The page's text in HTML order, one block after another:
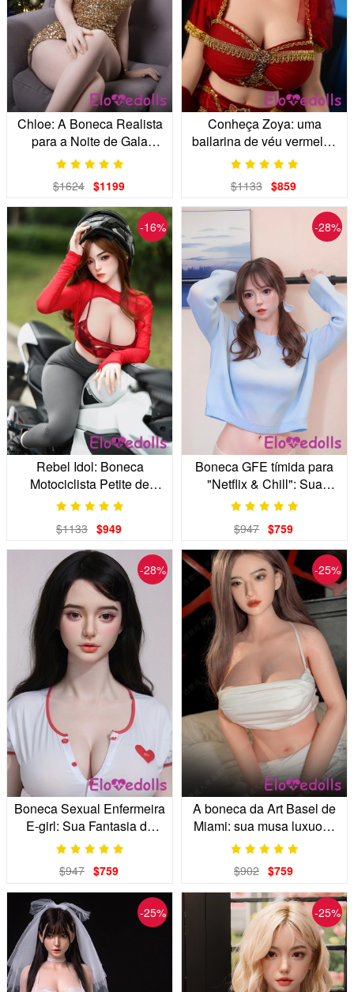
Chloe: A Boneca Realista
para a Noite de Gala
(Cintura de 52cm)
$1624 $1199
Conheça Zoya: uma
bailarina de véu vermelho
de 140 cm para sua
$1133 $859
-16%
Rebel Idol: Boneca
Motociclista Petite de
140cm com Cabeça de
$1133 $949
-28%
Boneca GFE tímida para
"Netflix & Chill": Sua
companhia divertida
$947 $759
-28%
Boneca Sexual Enfermeira
E-girl: Sua Fantasia de
Namorada Gótica
$947 $759
-25%
A boneca da Art Basel de
Miami: sua musa luxuosa
da Flórida.
$902 $759
-25% -25%